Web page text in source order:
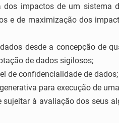
impactos de um sistema
e de maximização dos
desde a concepção de
de dados sigilosos;
de confidencialidade de dados;
para execução de
à avaliação dos seus